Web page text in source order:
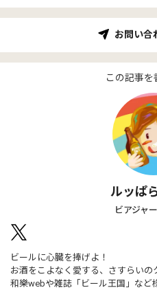
お問い合
この記事を
ルッぱ
ビアジャ
ビールに心臓を捧げよ！
お酒をこよなく愛する、さすらいの
和樂webや雑誌「ビール王国」など